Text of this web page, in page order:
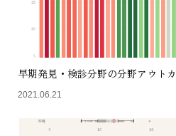
早期発見・検診分野の分野アウト
2021.06.21